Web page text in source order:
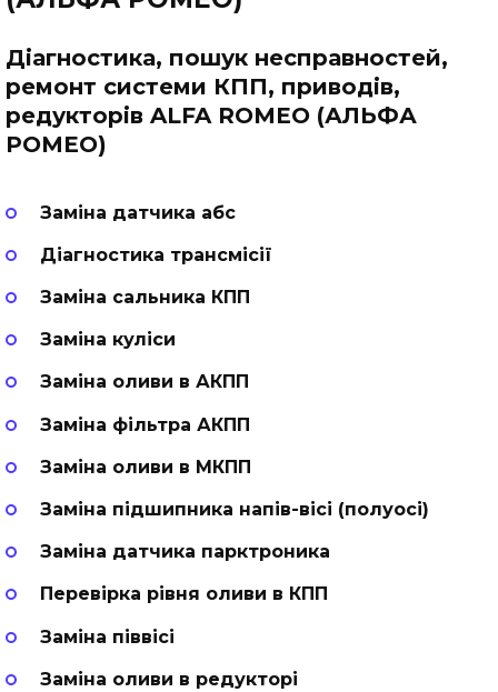
Діагностика, пошук несправностей,
ремонт системи КПП, приводів,
редукторів ALFA ROMEO (АЛЬФА
РОМЕО)
Заміна датчика абс
Діагностика трансмісії
Заміна сальника КПП
Заміна куліси
Заміна оливи в АКПП
Заміна фільтра АКПП
Заміна оливи в МКПП
Заміна підшипника напів-вісі (полуосі)
Заміна датчика парктроника
Перевірка рівня оливи в КПП
Заміна піввісі
Заміна оливи в редукторі